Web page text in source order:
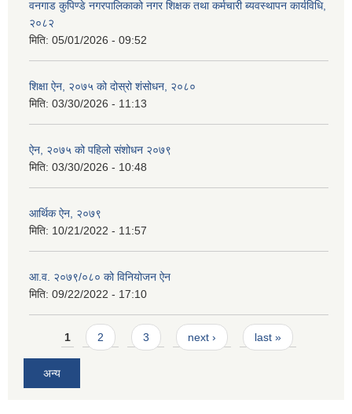
वनगाड कुपिण्डे नगरपालिकाको नगर शिक्षक तथा कर्मचारी ब्यवस्थापन कार्यविधि,
२०८२
मिति: 05/01/2026 - 09:52
शिक्षा ऐन, २०७५ को दोस्रो शंसोधन, २०८०
मिति: 03/30/2026 - 11:13
ऐन, २०७५ को पहिलो संशोधन २०७९
मिति: 03/30/2026 - 10:48
आर्थिक ऐन, २०७९
मिति: 10/21/2022 - 11:57
आ.व. २०७९/०८० को विनियोजन ऐन
मिति: 09/22/2022 - 17:10
Pages
1 2 3 next › last »
अन्य